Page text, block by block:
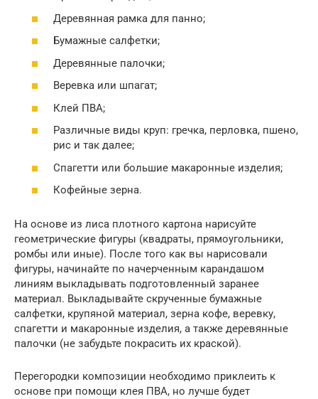
Деревянная рамка для панно;
Бумажные салфетки;
Деревянные палочки;
Веревка или шпагат;
Клей ПВА;
Различные виды круп: гречка, перловка, пшено,
рис и так далее;
Спагетти или большие макаронные изделия;
Кофейные зерна.
На основе из лиса плотного картона нарисуйте
геометрические фигуры (квадраты, прямоугольники,
ромбы или иные). После того как вы нарисовали
фигуры, начинайте по начерченным карандашом
линиям выкладывать подготовленный заранее
материал. Выкладывайте скрученные бумажные
салфетки, крупяной материал, зерна кофе, веревку,
спагетти и макаронные изделия, а также деревянные
палочки (не забудьте покрасить их краской).
Перегородки композиции необходимо приклеить к
основе при помощи клея ПВА, но лучше будет